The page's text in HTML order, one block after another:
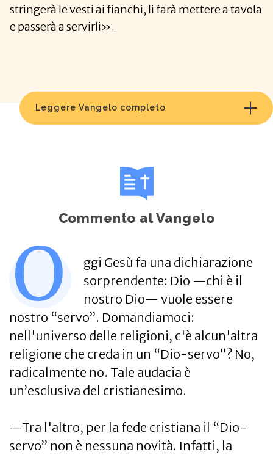
stringerà le vesti ai fianchi, li farà mettere a tavola
e passerà a servirli».
Leggere Vangelo completo
Commento al Vangelo
O
ggi Gesù fa una dichiarazione
sorprendente: Dio —chi è il
nostro Dio— vuole essere
nostro “servo”. Domandiamoci:
nell'universo delle religioni, c'è alcun'altra
religione che creda in un “Dio-servo”? No,
radicalmente no. Tale audacia è
un’esclusiva del cristianesimo.
—Tra l'altro, per la fede cristiana il “Dio-
servo” non è nessuna novità. Infatti, la